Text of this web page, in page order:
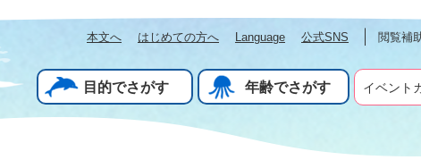
本文へ はじめての方へ Language 公式SNS 閲覧補
目的でさがす 年齢でさがす イベント